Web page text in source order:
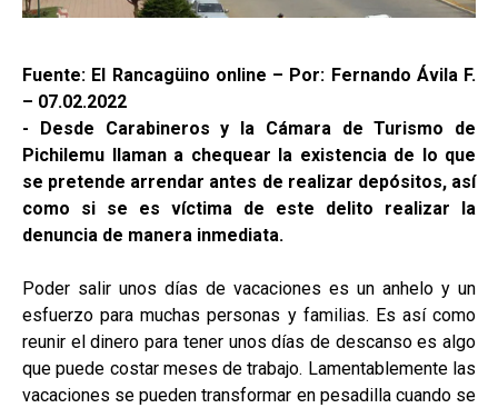
Fuente: El Rancagüino online – Por: Fernando Ávila F.
– 07.02.2022
- Desde Carabineros y la Cámara de Turismo de
Pichilemu llaman a chequear la existencia de lo que
se pretende arrendar antes de realizar depósitos, así
como si se es víctima de este delito realizar la
denuncia de manera inmediata.
Poder salir unos días de vacaciones es un anhelo y un
esfuerzo para muchas personas y familias. Es así como
reunir el dinero para tener unos días de descanso es algo
que puede costar meses de trabajo. Lamentablemente las
vacaciones se pueden transformar en pesadilla cuando se